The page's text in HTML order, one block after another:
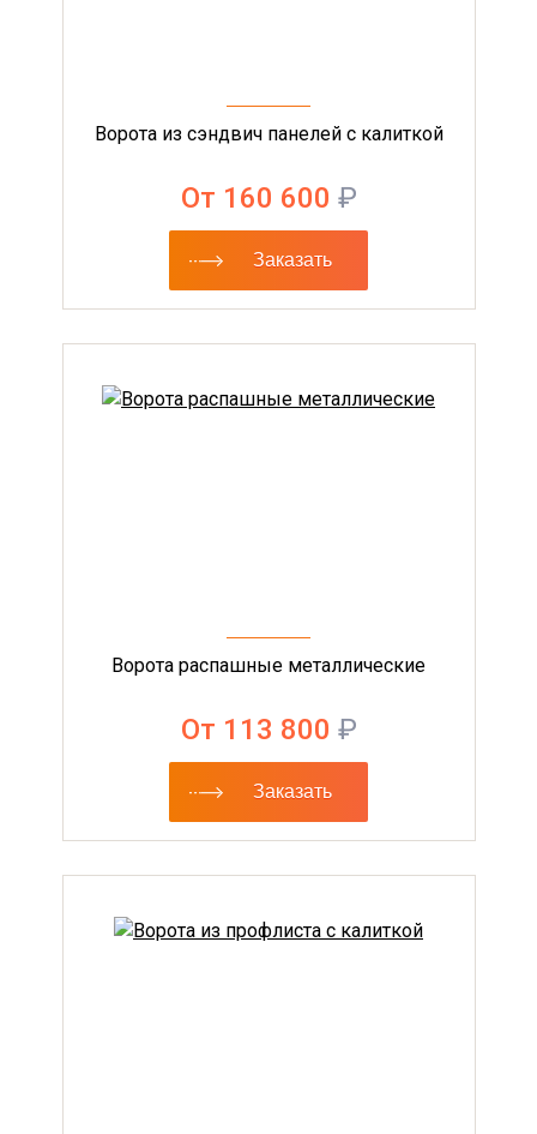
Ворота из сэндвич панелей с калиткой
От 160 600 ₽
Заказать
Ворота распашные металлические
От 113 800 ₽
Заказать